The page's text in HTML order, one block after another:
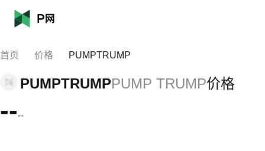
首页 价格 PUMPTRUMP
PUMPTRUMPPUMP TRUMP价格
----